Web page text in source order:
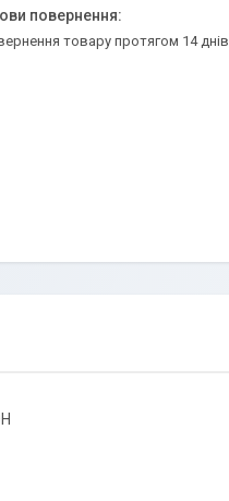
товару протягом 14 днів